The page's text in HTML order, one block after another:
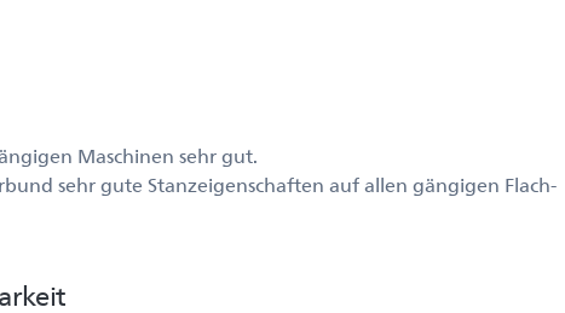
Maschinen sehr gut.
sehr gute Stanzeigenschaften auf allen gängigen Flach-